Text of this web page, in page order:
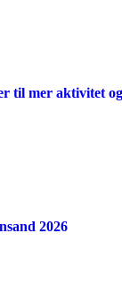
til mer aktivitet
2026